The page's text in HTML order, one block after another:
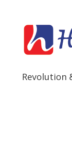
Revolution